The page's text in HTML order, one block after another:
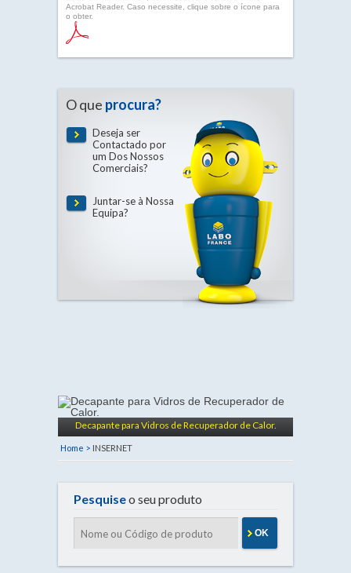
Acrobat Reader. Caso necessite, clique sobre o ícone para
o obter.
O que procura?
Deseja ser
Contactado por
um Dos Nossos
Comerciais?
Juntar-se à Nossa
Equipa?
Decapante para Vidros de Recuperador de Calor.
Home > INSERNET
Pesquiseo seu produto
OK